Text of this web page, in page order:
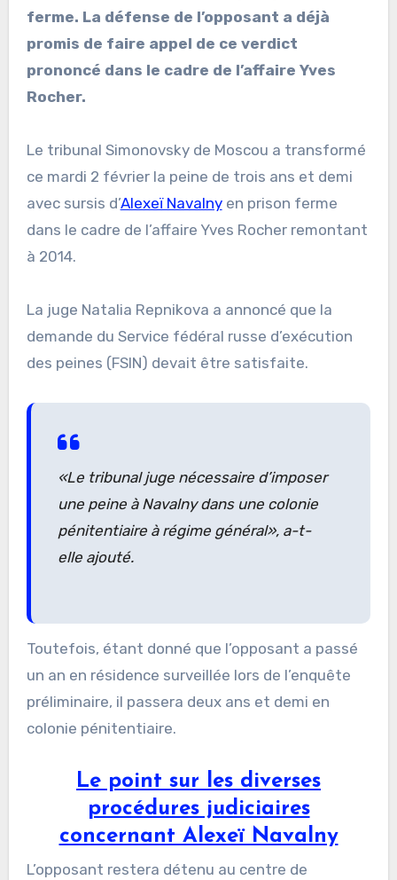
ferme. La défense de l’opposant a déjà
promis de faire appel de ce verdict
prononcé dans le cadre de l’affaire Yves
Rocher.
Le tribunal Simonovsky de Moscou a transformé
ce mardi 2 février la peine de trois ans et demi
avec sursis d’Alexeï Navalnyen prison ferme
dans le cadre de l’affaire Yves Rocher remontant
à 2014.
La juge Natalia Repnikova a annoncé que la
demande du Service fédéral russe d’exécution
des peines (FSIN) devait être satisfaite.
«Le tribunal juge nécessaire d’imposer
une peine à Navalny dans une colonie
pénitentiaire à régime général», a-t-
elle ajouté.
Toutefois, étant donné que l’opposant a passé
un an en résidence surveillée lors de l’enquête
préliminaire, il passera deux ans et demi en
colonie pénitentiaire.
Le point sur les diverses
procédures judiciaires
concernant Alexeï Navalny
L’opposant restera détenu au centre de